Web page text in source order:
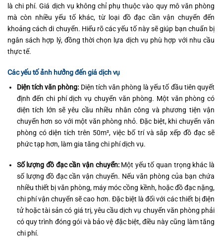
là chi phí. Giá dịch vụ không chỉ phụ thuộc vào quy mô văn phòng
mà còn nhiều yếu tố khác, từ loại đồ đạc cần vận chuyển đến
khoảng cách di chuyển. Hiểu rõ các yếu tố này sẽ giúp bạn chuẩn bị
ngân sách hợp lý, đồng thời chọn lựa dịch vụ phù hợp với nhu cầu
thực tế.
Các yếu tố ảnh hưởng đến giá dịch vụ
Diện tích văn phòng: Diện tích văn phòng là yếu tố đầu tiên quyết
định đến chi phí dịch vụ chuyển văn phòng. Một văn phòng có
diện tích lớn sẽ yêu cầu nhiều nhân công và phương tiện vận
chuyển hơn so với một văn phòng nhỏ. Đặc biệt, khi chuyển văn
phòng có diện tích trên 50m², việc bố trí và sắp xếp đồ đạc sẽ
phức tạp hơn, làm gia tăng chi phí dịch vụ.
Số lượng đồ đạc cần vận chuyển:Một yếu tố quan trọng khác là
số lượng đồ đạc cần vận chuyển. Nếu văn phòng của bạn chứa
nhiều thiết bị văn phòng, máy móc cồng kềnh, hoặc đồ đạc nặng,
chi phí vận chuyển sẽ cao hơn. Đặc biệt là đối với các thiết bị điện
tử hoặc tài sản có giá trị, yêu cầu dịch vụ chuyển văn phòng phải
có quy trình đóng gói và bảo vệ đặc biệt, điều này cũng làm tăng
chi phí.